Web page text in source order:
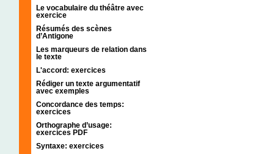
Le vocabulaire du théâtre avec
exercice
Résumés des scènes
d’Antigone
Les marqueurs de relation dans
le texte
L'accord: exercices
Rédiger un texte argumentatif
avec exemples
Concordance des temps:
exercices
Orthographe d’usage:
exercices PDF
Syntaxe: exercices